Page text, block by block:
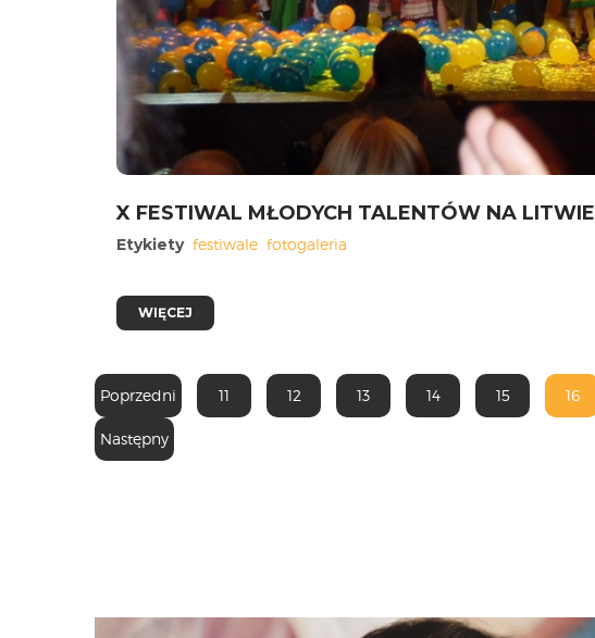
X FESTIWAL MŁODYCH TALENTÓW NA LITWIE
Etykiety festiwale fotogaleria
WIĘCEJ
Poprzedni 11 12 13 14 15 16
Następny